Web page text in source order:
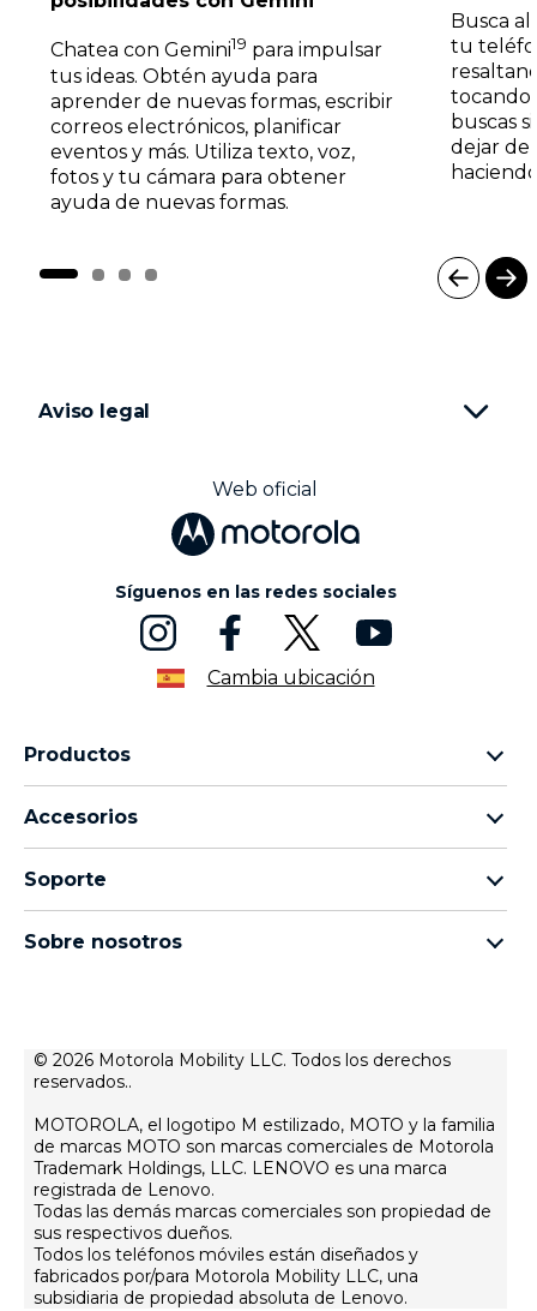
Chatea con Gemini19 para impulsar
tus ideas. Obtén ayuda para
aprender de nuevas formas, escribir
correos electrónicos, planificar
eventos y más. Utiliza texto, voz,
fotos y tu cámara para obtener
ayuda de nuevas formas.
Busca
tu
buscas
dejar de
Aviso legal
Web oficial
Síguenos en las redes sociales
Cambia ubicación
Productos
Familia moto g
thinkphone by motorola
Accesorios
moto tag
Soporte
Estado de reparación
Recuperación y asistente inteligente
Sobre nosotros
Condiciones de venta
Condiciones de uso
Política de privacidad web
Innovación
Empleos
Política de privacidad producto
© 2026 Motorola Mobility LLC. Todos los derechos
reservados..
MOTOROLA, el logotipo M estilizado, MOTO y la familia
de marcas MOTO son marcas comerciales de Motorola
Trademark Holdings, LLC. LENOVO es una marca
registrada de Lenovo.
Todas las demás marcas comerciales son propiedad de
sus respectivos dueños.
Todos los teléfonos móviles están diseñados y
fabricados por/para Motorola Mobility LLC, una
subsidiaria de propiedad absoluta de Lenovo.